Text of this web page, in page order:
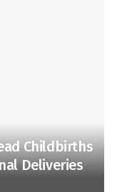
Childbirths
Deliveries